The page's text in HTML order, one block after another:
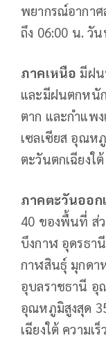
พยากรณ์อากา
ถึง 06:00 น. วั
ภาคเหนือ มีฝ
และมีฝนตกหนั
ตาก และกำแพ
เซลเซียส อุณห
ตะวันตกเฉียงใ
ภาคตะวันออก
40 ของพื้นที่ ส่
บึงกาฬ อุดรธา
กาฬสินธุ์ มุกดา
อุบลราชธานี อุ
อุณหภูมิสูงสุด
เฉียงใต้ ความเ